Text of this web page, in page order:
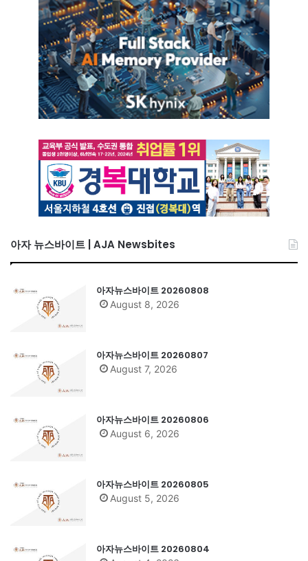
아자 뉴스바이트 | AJA Newsbites
아자뉴스바이트 20260808
August 8, 2026
아자뉴스바이트 20260807
August 7, 2026
아자뉴스바이트 20260806
August 6, 2026
아자뉴스바이트 20260805
August 5, 2026
아자뉴스바이트 20260804